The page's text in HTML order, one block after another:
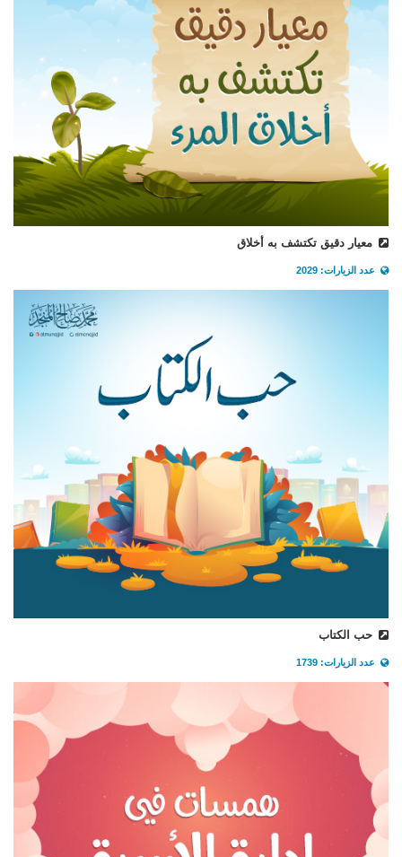
معيار دقيق تكتشف به أخلاق
عدد الزيارات: 2029
حب الكتاب
عدد الزيارات: 1739